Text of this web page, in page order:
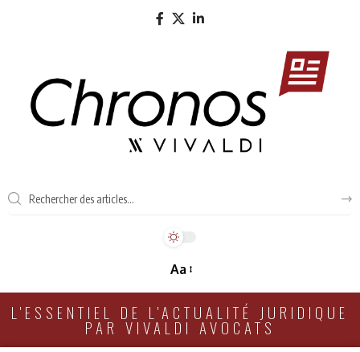
Aa
L'ESSENTIEL DE L'ACTUALITÉ JURIDIQUE
PAR VIVALDI AVOCATS